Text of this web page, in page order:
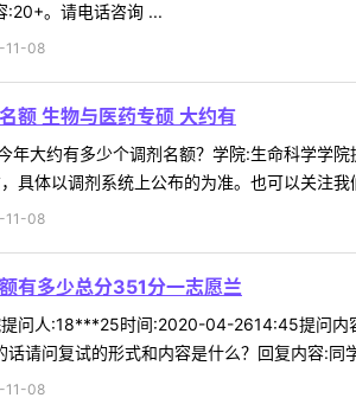
:20+。请电话咨询 ...
11-08
额 生物与医药专硕 大约有
年大约有多少个调剂名额？学院:生命科学
具体以调剂系统上公布的为准。也可以关注
11-08
有多少总分351分一志愿兰
问人:18***25时间:2020-04-2614:45提问内
请问复试的形式和内容是什么？回复内容:同
11-08